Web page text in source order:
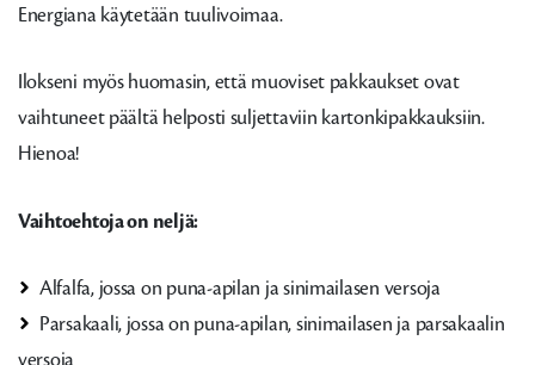
Energiana käytetään tuulivoimaa.
Ilokseni myös huomasin, että muoviset pakkaukset ovat
vaihtuneet päältä helposti suljettaviin kartonkipakkauksiin.
Hienoa!
Vaihtoehtoja on neljä:
Alfalfa, jossa on puna-apilan ja sinimailasen versoja
Parsakaali, jossa on puna-apilan, sinimailasen ja parsakaalin